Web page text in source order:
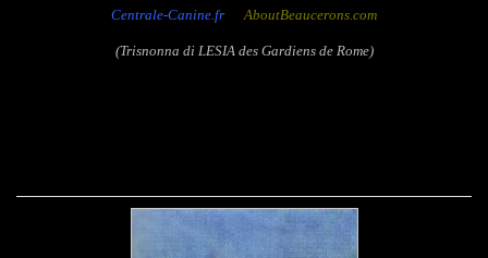
Centrale-Canine.fr AboutBeaucerons.com
(Trisnonna di LESIA des Gardiens de Rome)